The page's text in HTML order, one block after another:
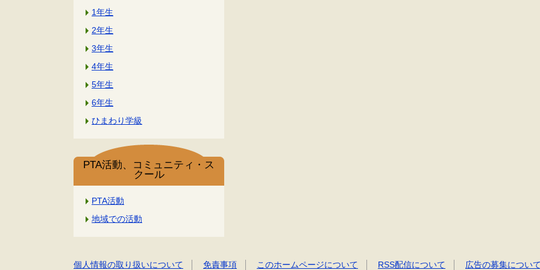
1年生
2年生
3年生
4年生
5年生
6年生
ひまわり学級
PTA活動、コミュニティ・ス
クール
PTA活動
地域での活動
個人情報の取り扱いについて 免責事項 このホームページについて RSS配信について 広告の募集につい